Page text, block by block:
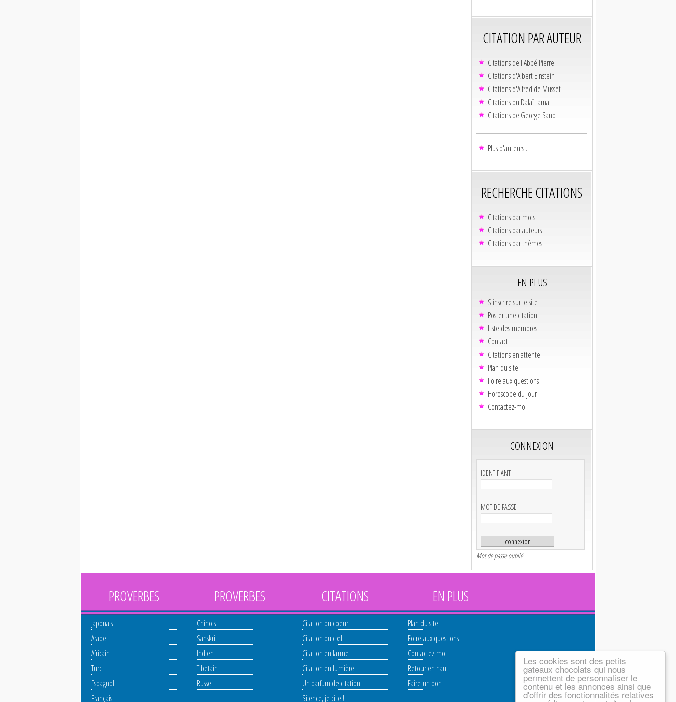
Les cookies sont des petits
gateaux chocolats qui nous
permettent de personnaliser le
contenu et les annonces ainsi que
d'offrir des fonctionnalités relatives
CITATION PAR AUTEUR
Citations de l'Abbé Pierre
Citations d'Albert Einstein
Citations d'Alfred de Musset
Citations du Dalaï Lama
Citations de George Sand
Plus d'auteurs...
RECHERCHE CITATIONS
Citations par mots
Citations par auteurs
Citations par thèmes
EN PLUS
S'inscrire sur le site
Poster une citation
Liste des membres
Contact
Citations en attente
Plan du site
Foire aux questions
Horoscope du jour
Contactez-moi
CONNEXION
IDENTIFIANT :
MOT DE PASSE :
Mot de passe oublié
PROVERBES
Japonais
Arabe
Africain
Turc
Espagnol
Français
PROVERBES
Chinois
Sanskrit
Indien
Tibetain
Russe
CITATIONS
Citation du coeur
Citation du ciel
Citation en larme
Citation en lumière
Un parfum de citation
Silence, je cite !
EN PLUS
Plan du site
Foire aux questions
Contactez-moi
Retour en haut
Faire un don